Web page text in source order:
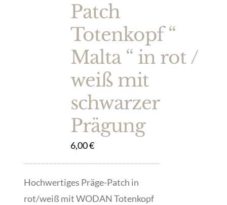
Patch
Totenkopf “
Malta “ in rot /
weiß mit
schwarzer
Prägung
6,00€
Hochwertiges Präge-Patch in
rot/weiß mit WODAN Totenkopf